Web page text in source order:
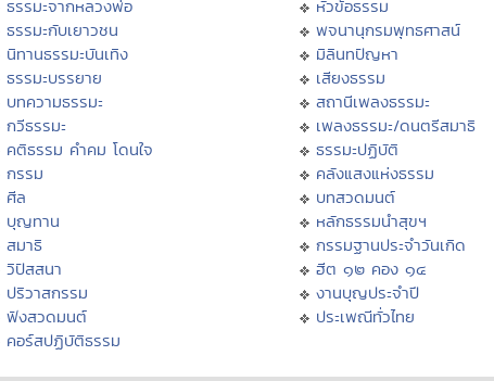
ธรรมะจากหลวงพ่อ
ธรรมะกับเยาวชน
นิทานธรรมะบันเทิง
ธรรมะบรรยาย
บทความธรรมะ
กวีธรรมะ
คติธรรม คำคม โดนใจ
กรรม
ศีล
บุญทาน
สมาธิ
วิปัสสนา
ปริวาสกรรม
ฟังสวดมนต์
คอร์สปฏิบัติธรรม
หัวข้อธรรม
พจนานุกรมพุทธศาสน์
มิลินทปัญหา
เสียงธรรม
สถานีเพลงธรรมะ
เพลงธรรมะ/ดนตรีสมาธิ
ธรรมะปฏิบัติ
คลังแสงแห่งธรรม
บทสวดมนต์
หลักธรรมนำสุขฯ
กรรมฐานประจำวันเกิด
ฮีต ๑๒ คอง ๑๔
งานบุญประจำปี
ประเพณีทั่วไทย